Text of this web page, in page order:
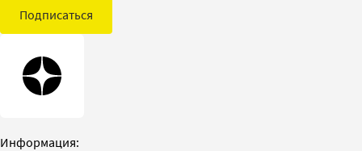
Подписаться
Информация: